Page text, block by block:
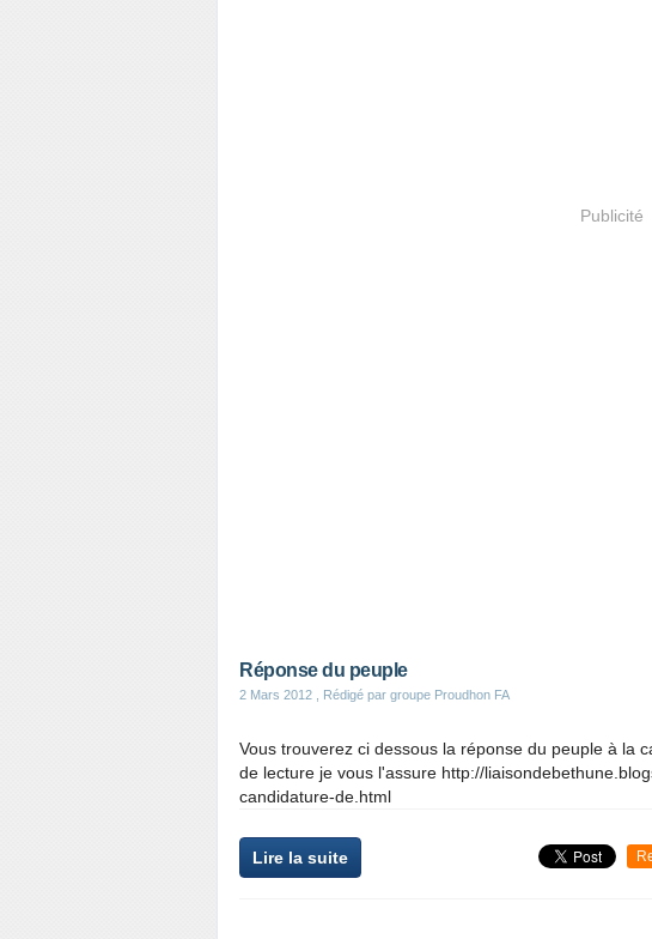
Publicité
Réponse du peuple
2 Mars 2012 , Rédigé par groupe Proudhon FA
Vous trouverez ci dessous la réponse du peuple à la
de lecture je vous l'assure http://
candidature-de.html
Lire la suite